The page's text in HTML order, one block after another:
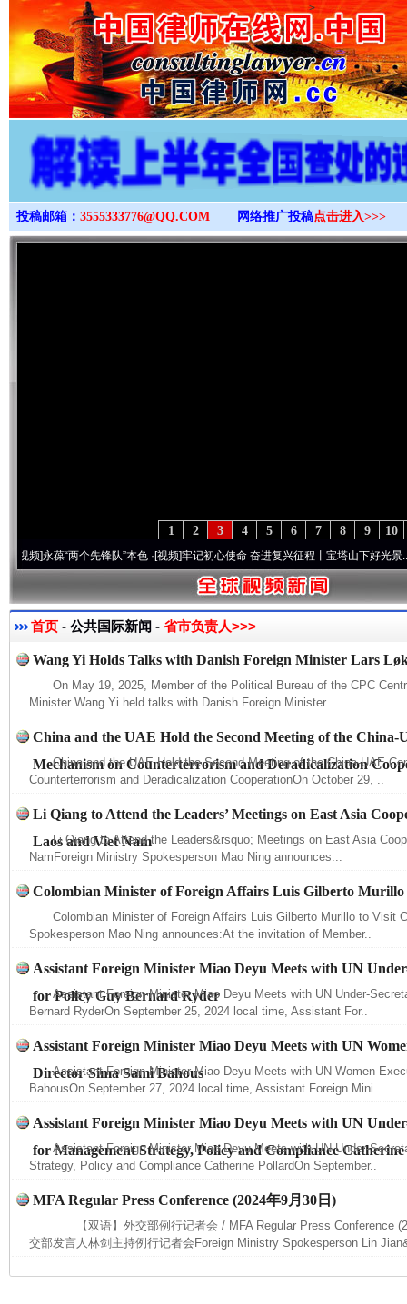
>
投稿邮箱： 3555333776@QQ.COM 网络推广投稿点击进入>>>
10
9
8
7
6
5
4
3
2
1
永葆“两个先锋队”本色·[视频]牢记初心使命 奋进复兴征程丨宝塔山下好光景..·[视频]
首页 - 公共国际新闻 - 省市负责人>>>
Wang Yi Holds Talks with Danish Foreign Minister Lars
On May 19, 2025, Member of the Political Bureau of the CPC
Minister Wang Yi held talks with Danish Foreign Minister..
China and the UAE Hold the Second Meeting of the China-
Mechanism on Counterterrorism and Deradicalization
China and the UAE Hold the Second Meeting of the China-UAE
Counterterrorism and Deradicalization CooperationOn October 29, ..
Li Qiang to Attend the Leaders’ Meetings on East Asia
Laos and Viet Nam
Li Qiang to Attend the Leaders&rsquo; Meetings on East Asia
NamForeign Ministry Spokesperson Mao Ning announces:..
Colombian Minister of Foreign Affairs Luis Gilberto
Colombian Minister of Foreign Affairs Luis Gilberto Murillo to Visit
Spokesperson Mao Ning announces:At the invitation of Member..
Assistant Foreign Minister Miao Deyu Meets with UN
for Policy Guy Bernard Ryder
Assistant Foreign Minister Miao Deyu Meets with UN Under-
Bernard RyderOn September 25, 2024 local time, Assistant For..
Assistant Foreign Minister Miao Deyu Meets with UN
Director Sima Sami Bahous
Assistant Foreign Minister Miao Deyu Meets with UN Women
BahousOn September 27, 2024 local time, Assistant Foreign Mini..
Assistant Foreign Minister Miao Deyu Meets with UN
for Management Strategy, Policy and Compliance
Assistant Foreign Minister Miao Deyu Meets with UN Under-
Strategy, Policy and Compliance Catherine PollardOn September..
MFA Regular Press Conference (2024年9月30日)
【双语】外交部例行记者会 / MFA Regular Press Conference
交部发言人林剑主持例行记者会Foreign Ministry Spokesperson Lin